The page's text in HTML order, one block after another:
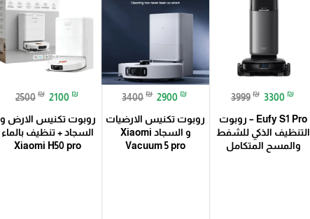
3999 ₪ 3300 ₪
Eufy S1 Pro – روبوت
التنظيف الذكي للشفط
والمسح المتكامل
3400 ₪ 2900 ₪
روبوت تكنيس الارضيات
و السجاد Xiaomi
Vacuum 5 pro
2500 ₪ 2100 ₪
روبوت تكنيس الارض و
السجاد + تنظيف بالماء
Xiaomi H50 pro